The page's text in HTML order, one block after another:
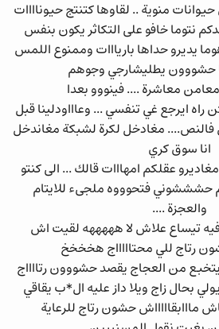
منوية .. لقاوها كتنتج حيوناااات
نتوما خافو على التكاثر يكون بنفس
يديرو حداها باريااات وممنوع اللمس
حشووون يطليشارجي وجوهم
معاشرة .... فينووو بعدا
راه ايرجع غي تنفسي ... وعاااودلينا قبل
فالنص.... مغادخل لكرة لشبكة مغاندخل
انا سوق كري
عقلكم امهااات قالك ... الى كنتو
حشششوني فتحوووه ملجىء للايتام
والعجزة ....
فيه تيساع علاش لا هههههه لقيت اش
رتاج للي محتاااااج هخخخخ
يتخبع من العجاج يقصد حشووون رتااااج
بحال زاج ويلا داز عليه ال*ب يقاقي
مااابقاااااش حشون رتاج للرعاية